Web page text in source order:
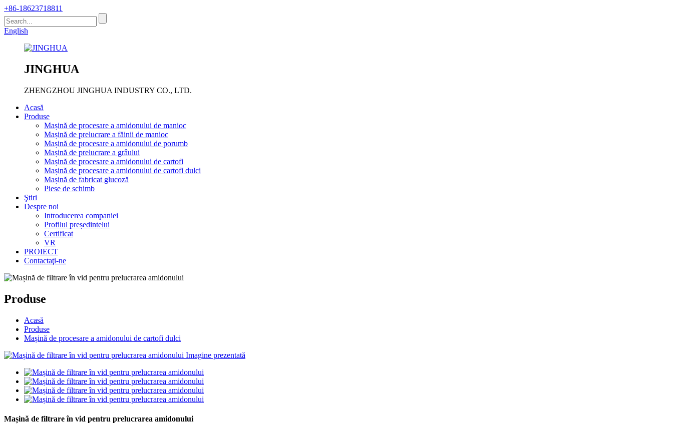
+86-18623718811
English
JINGHUA
ZHENGZHOU JINGHUA INDUSTRY CO., LTD.
Acasă
Produse
Mașină de procesare a amidonului de manioc
Mașină de prelucrare a făinii de manioc
Mașină de procesare a amidonului de porumb
Mașină de prelucrare a grâului
Mașină de procesare a amidonului de cartofi
Mașină de procesare a amidonului de cartofi dulci
Mașină de fabricat glucoză
Piese de schimb
Ştiri
Despre noi
Introducerea companiei
Profilul președintelui
Certificat
VR
PROIECT
Contactaţi-ne
Produse
Acasă
Produse
Mașină de procesare a amidonului de cartofi dulci
Mașină de filtrare în vid pentru prelucrarea amidonului